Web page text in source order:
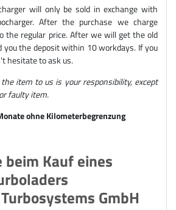
will only be sold in exchange with
After the purchase we charge
the regular price. After we will get the old
you the deposit within 10 workdays. If you
hesitate to ask us.
item to us is your responsibility, except
faulty item.
ohne Kilometerbegrenzung
Kauf eines
GmbH